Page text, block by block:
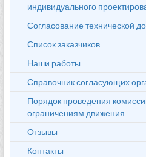
индивидуального
Согласование технической
Список заказчиков
Наши работы
Справочник согласующих
Порядок проведения
ограничениям движения
Отзывы
Контакты